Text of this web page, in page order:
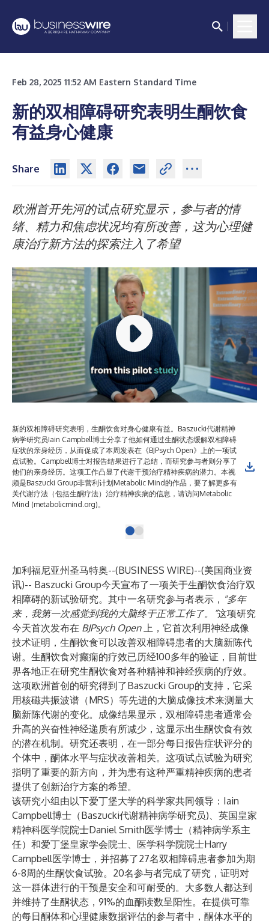
Feb 28, 2025 11:52 AM Eastern Standard Time
新的双相障碍研究表明生酮饮食
有益身心健康
Share
欧洲首开先河的试点研究显示，参与者的情
绪、精力和焦虑状况均有所改善，这为心理健
康治疗新方法的探索注入了希望
新的双相障碍研究表明，生酮饮食对身心健康有益。Baszucki代谢精神
病学研究员Iain Campbell博士分享了他如何通过生酮状态缓解双相障碍
症状的亲身经历，从而促成了本周发表在《BJPsych Open》上的一项试
点试验。Campbell博士对报告结果进行了总结，而研究参与者则分享了
他们的亲身经历。这项工作凸显了代谢干预治疗精神疾病的潜力。本视
频是Baszucki Group非营利计划Metabolic Mind的作品，要了解更多有
关代谢疗法（包括生酮疗法）治疗精神疾病的信息，请访问Metabolic
Mind (metabolicmind.org)。
加利福尼亚州圣马特奥--(BUSINESS WIRE)--(美国商业资
讯)-- Baszucki Group今天宣布了一项关于生酮饮食治疗双
相障碍的新试验研究。其中一名研究参与者表示， "多年
来，我第一次感觉到我的大脑终于正常工作了。”这项研究
今天首次发布在 BJPsych Open 上，它首次利用神经成像
技术证明，生酮饮食可以改善双相障碍患者的大脑新陈代
谢。生酮饮食对癫痫的疗效已历经100多年的验证，目前世
界各地正在研究生酮饮食对各种精神和神经疾病的疗效。
这项欧洲首创的研究得到了Baszucki Group的支持，它采
用核磁共振波谱（MRS）等先进的大脑成像技术来测量大
脑新陈代谢的变化。成像结果显示，双相障碍患者通常会
升高的兴奋性神经递质有所减少，这显示出生酮饮食有效
的潜在机制。研究还表明，在一部分每日报告症状评分的
个体中，酮体水平与症状改善相关。这项试点试验为研究
指明了重要的新方向，并为患有这种严重精神疾病的患者
提供了创新治疗方案的希望。
该研究小组由以下爱丁堡大学的科学家共同领导： Iain
Campbell博士 （Baszucki代谢精神病学研究员)、 英国皇家
精神科医学院院士Daniel Smith医学博士 （精神病学系主
任）和爱丁堡皇家学会院士、医学科学院院士Harry
Campbell医学博士 ，并招募了27名双相障碍患者参加为期
6-8周的生酮饮食试验。20名参与者完成了研究，证明对
这一群体进行的干预是安全和可耐受的。大多数人都达到
并维持了生酮状态，91%的血酮读数呈阳性。在提供可靠
的每日酮体和心理健康数据评估的参与者中，酮体水平的